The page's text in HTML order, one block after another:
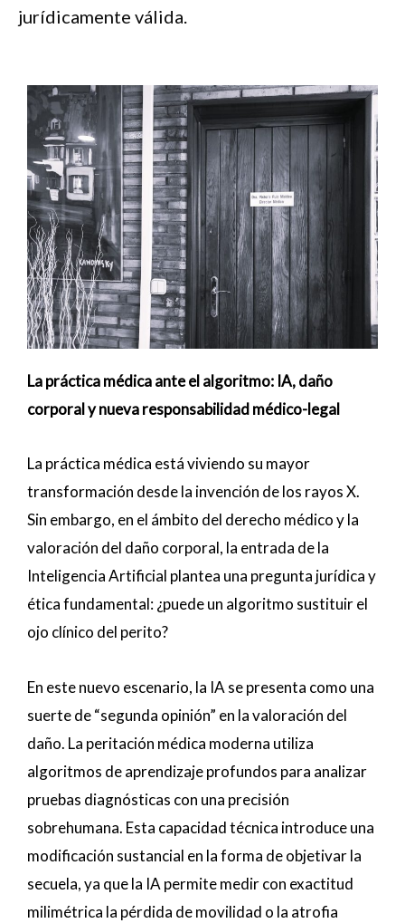
jurídicamente válida.
La práctica médica ante el algoritmo: IA, daño
corporal y nueva responsabilidad médico-legal
La práctica médica está viviendo su mayor
transformación desde la invención de los rayos X.
Sin embargo, en el ámbito del derecho médico y la
valoración del daño corporal, la entrada de la
Inteligencia Artificial plantea una pregunta jurídica y
ética fundamental: ¿puede un algoritmo sustituir el
ojo clínico del perito?
En este nuevo escenario, la IA se presenta como una
suerte de “segunda opinión” en la valoración del
daño. La peritación médica moderna utiliza
algoritmos de aprendizaje profundos para analizar
pruebas diagnósticas con una precisión
sobrehumana. Esta capacidad técnica introduce una
modificación sustancial en la forma de objetivar la
secuela, ya que la IA permite medir con exactitud
milimétrica la pérdida de movilidad o la atrofia